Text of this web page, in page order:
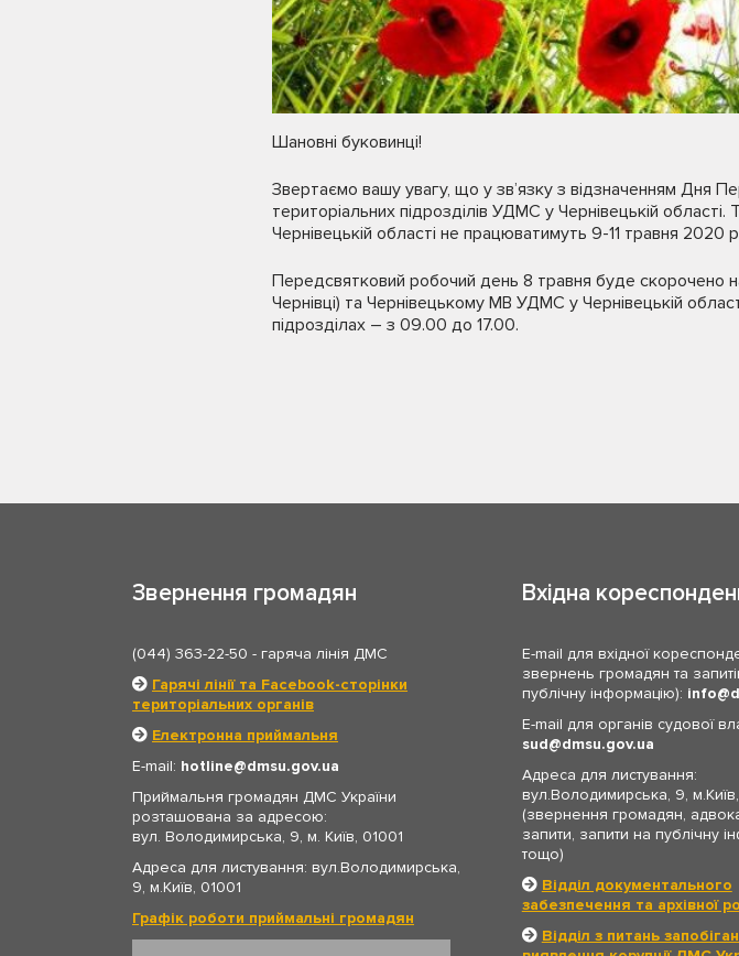
Шановні буковинці!
Звертаємо вашу увагу, що у зв’язку з відзначенням Дня
територіальних підрозділів УДМС у Чернівецькій
Чернівецькій області не працюватимуть 9-11 травня 2020
Передсвятковий робочий день 8 травня буде скорочено
Чернівці) та Чернівецькому МВ УДМС у Чернівецькій
підрозділах – з 09.00 до 17.00.
Звернення громадян
(044) 363-22-50 - гаряча лінія ДМС
Гарячі лінії та Facebook-сторінки
територіальних органів
Електронна приймальня
E-mail: hotline
dmsu.gov.ua
Приймальня громадян ДМС України
розташована за адресою:
вул. Володимирська, 9, м. Київ, 01001
Адреса для листування: вул.Володимирська,
9, м.Київ, 01001
Графік роботи приймальні громадян
Вхідна
E-mail для вхідної
звернень громадян та
публічну інформацію): info
E-mail для органів судової
sud
dmsu.gov.ua
Адреса для листування:
вул.Володимирська, 9,
(звернення громадян,
запити, запити на публічну
тощо)
Відділ документального
забезпечення та архівної
Відділ з питань